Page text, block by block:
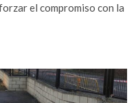
el compromiso con la